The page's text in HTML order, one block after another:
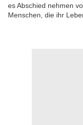
es Abschied nehmen
Menschen, die ihr